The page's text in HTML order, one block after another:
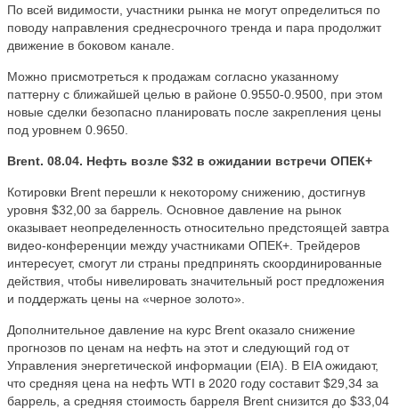
По всей видимости, участники рынка не могут определиться по
поводу направления среднесрочного тренда и пара продолжит
движение в боковом канале.
Можно присмотреться к продажам согласно указанному
паттерну с ближайшей целью в районе 0.9550-0.9500, при этом
новые сделки безопасно планировать после закрепления цены
под уровнем 0.9650.
Brent. 08.04. Нефть возле $32 в ожидании встречи ОПЕК+
Котировки Brent перешли к некоторому снижению, достигнув
уровня $32,00 за баррель. Основное давление на рынок
оказывает неопределенность относительно предстоящей завтра
видео-конференции между участниками ОПЕК+. Трейдеров
интересует, смогут ли страны предпринять скоординированные
действия, чтобы нивелировать значительный рост предложения
и поддержать цены на «черное золото».
Дополнительное давление на курс Brent оказало снижение
прогнозов по ценам на нефть на этот и следующий год от
Управления энергетической информации (EIA). В EIA ожидают,
что средняя цена на нефть WTI в 2020 году составит $29,34 за
баррель, а средняя стоимость барреля Brent снизится до $33,04